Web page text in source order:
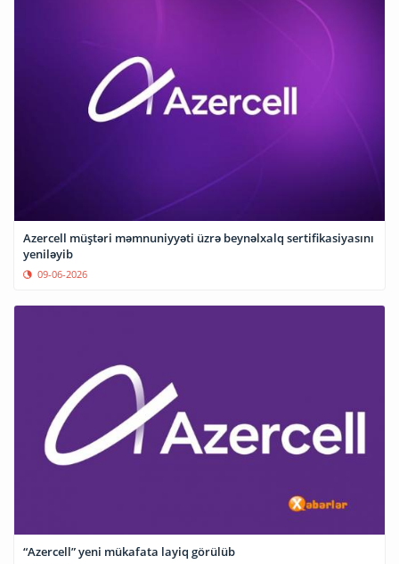
Azercell müştəri məmnuniyyəti üzrə beynəlxalq sertifikasiyasını
yeniləyib
09-06-2026
“Azercell” yeni mükafata layiq görülüb